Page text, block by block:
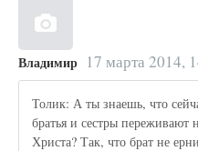
Владимир 17 марта 2014,
Толик: А ты знаешь, что
братья и сестры переживают
Христа? Так, что брат не